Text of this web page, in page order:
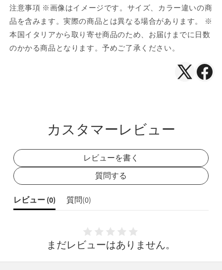
注意事項 ※画像はイメージです。サイズ、カラー違いの商
品を含みます。実際の商品とは異なる場合があります。 ※
本国イタリアから取り寄せ商品のため、お届けまでに日数
のかかる商品となります。予めご了承ください。
X（Twitter
カスタマーレビュー
レビューを書く
質問する
レビュー (0) 質問(0)
まだレビューはありません。